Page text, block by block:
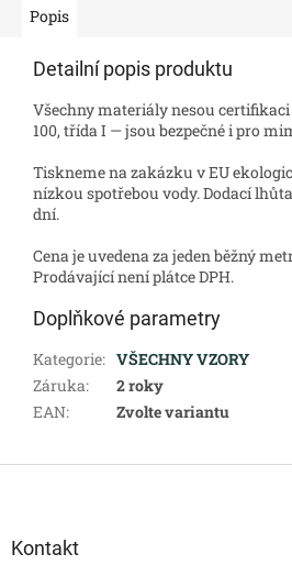
Popis
Detailní popis produktu
Všechny materiály nesou certifikaci
100, třída I — jsou bezpečné i pro
Tiskneme na zakázku v EU
nízkou spotřebou vody. Dodací
dní.
Cena je uvedena za jeden běžný
Prodávající není plátce DPH.
Doplňkové parametry
Kategorie: VŠECHNY VZORY
Záruka:
2 roky
EAN: Zvolte variantu
Kontakt